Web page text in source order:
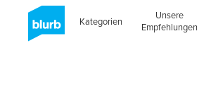
Kategorien
Unsere
Empfehlungen